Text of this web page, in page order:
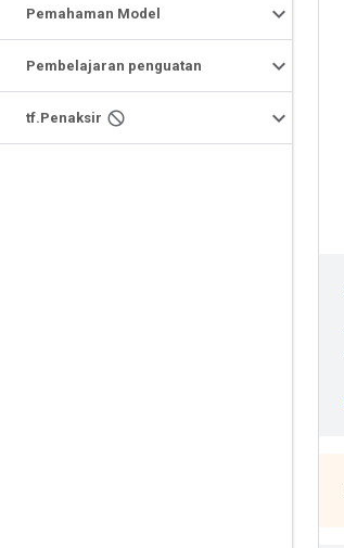
Pemahaman Model
Pembelajaran penguatan
tf.Penaksir